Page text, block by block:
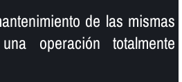
de las mismas
operación totalmente